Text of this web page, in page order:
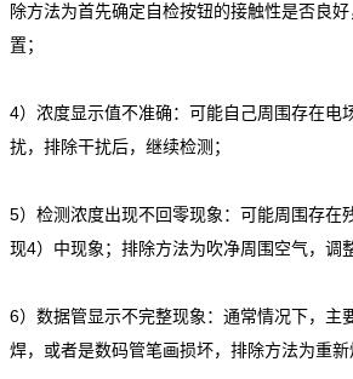
除方法为首先确定自检按钮的接触性是否良
置；
4）浓度显示值不准确：可能自己周围存在电
扰，排除干扰后，继续检测；
5）检测浓度出现不回零现象：可能周围存在
现4）中现象；排除方法为吹净周围空气，调
6）数据管显示不完整现象：通常情况下，主
焊，或者是数码管笔画损坏，排除方法为重新